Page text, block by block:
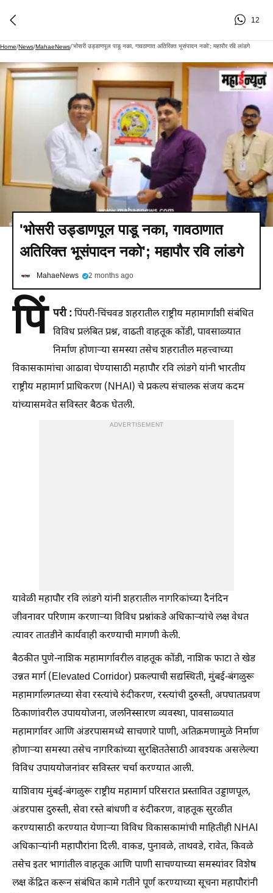
12
Home/News/MahaeNews/'भोसरी उड्डाणपूल पाडू नका, गावठाणात अतिरिक्त भूसंपादन नको'; महापौर रवि लांडगे
'भोसरी उड्डाणपूल पाडू नका, गावठाणात
अतिरिक्त भूसंपादन नको'; महापौर रवि लांडगे
MahaeNews 2 months ago
पिं परी:पिंपरी-चिंचवड शहरातील राष्ट्रीय महामार्गांशी संबंधित
विविध प्रलंबित प्रश्न, वाढती वाहतूक कोंडी, पावसाळ्यात
निर्माण होणाऱ्या समस्या तसेच शहरातील महत्त्वाच्या
विकासकामांचा आढावा घेण्यासाठी महापौर रवि लांडगे यांनी भारतीय
राष्ट्रीय महामार्ग प्राधिकरण (NHAI) चे प्रकल्प संचालक संजय कदम
यांच्यासमवेत सविस्तर बैठक घेतली.
ADVERTISEMENT
यावेळी महापौर रवि लांडगे यांनी शहरातील नागरिकांच्या दैनंदिन
जीवनावर परिणाम करणाऱ्या विविध प्रश्नांकडे अधिकाऱ्यांचे लक्ष वेधत
त्यावर तातडीने कार्यवाही करण्याची मागणी केली.
बैठकीत पुणे-नाशिक महामार्गावरील वाहतूक कोंडी, नाशिक फाटा ते खेड
उन्नत मार्ग (Elevated Corridor) प्रकल्पाची सद्यस्थिती, मुंबई-बंगळुरू
महामार्गालगतच्या सेवा रस्त्यांचे रुंदीकरण, रस्त्यांची दुरुस्ती, अपघातप्रवण
ठिकाणांवरील उपाययोजना, जलनिस्सारण व्यवस्था, पावसाळ्यात
महामार्गावर आणि अंडरपासमध्ये साचणारे पाणी, अतिक्रमणामुळे निर्माण
होणाऱ्या समस्या तसेच नागरिकांच्या सुरक्षिततेसाठी आवश्यक असलेल्या
विविध उपाययोजनांवर सविस्तर चर्चा करण्यात आली.
याशिवाय मुंबई-बंगळुरू राष्ट्रीय महामार्ग परिसरात प्रस्तावित उड्डाणपूल,
अंडरपास दुरुस्ती, सेवा रस्ते बांधणी व रुंदीकरण, वाहतूक सुरळीत
करण्यासाठी करण्यात येणाऱ्या विविध विकासकामांची माहितीही NHAI
अधिकाऱ्यांनी महापौरांना दिली. वाकड, पुनावळे, ताथवडे, रावेत, किवळे
तसेच इतर भागांतील वाहतूक आणि पाणी साचण्याच्या समस्यांवर विशेष
लक्ष केंद्रित करून संबंधित कामे गतीने पूर्ण करण्याच्या सूचना महापौरांनी